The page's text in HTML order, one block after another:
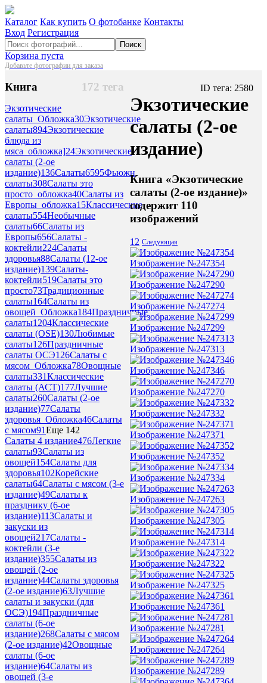
Каталог Как купить О фотобанке Контакты
Вход Регистрация
Поиск
Корзина пуста
Добавьте фотографии для заказа
172 тега
Книга
Экзотические
салаты_Обложка30Экзотические
салаты894Экзотические
блюда из
мяса_обложка]24Экзотические
салаты (2-ое
издание)136Салаты6595Фьюжн
салаты308Салаты это
просто_обложка40Салаты из
Европы_обложка15Классические
салаты554Необычные
салаты66Салаты из
Европы656Салаты -
коктейли224Салаты
здоровья88Салаты (12-ое
издание)139Салаты-
коктейли519Салаты это
просто73Традиционные
салаты164Салаты из
овощей_Обложка184Праздничные
салаты1204Классические
салаты (OSE)130Любимые
салаты126Праздничные
салаты ОСЭ126Салаты с
мясом_Обложка78Овощные
салаты331Классические
салаты (АСТ)177Лучшие
салаты260Салаты (2-ое
издание)77Салаты
здоровья_Обложка46Салаты
с мясом91Еще 142
Салаты 4 издание476Легкие
салаты93Салаты из
овощей154Салаты для
здоровья102Корейские
салаты64Салаты с мясом (3-е
издание)49Салаты к
празднику (6-ое
издание)113Салаты и
закуски из
овощей217Салаты -
коктейли (3-е
издание)355Салаты из
овощей (2-ое
издание)44Салаты здоровья
(2-ое издание)63Лучшие
салаты и закуски (для
ОСЭ)194Праздничные
салаты (6-ое
издание)268Салаты с мясом
(2-ое издание)42Овощные
салаты (6-ое
издание)64Салаты из
овощей (3-е
ID тега: 2580
Экзотические
салаты (2-ое
издание)
Книга «Экзотические
салаты (2-ое издание)»
содержит 110
изображений
1 2 Следующая
Изображение №247354
Изображение №247290
Изображение №247274
Изображение №247299
Изображение №247313
Изображение №247346
Изображение №247270
Изображение №247332
Изображение №247371
Изображение №247352
Изображение №247334
Изображение №247263
Изображение №247305
Изображение №247314
Изображение №247322
Изображение №247325
Изображение №247361
Изображение №247281
Изображение №247264
Изображение №247289